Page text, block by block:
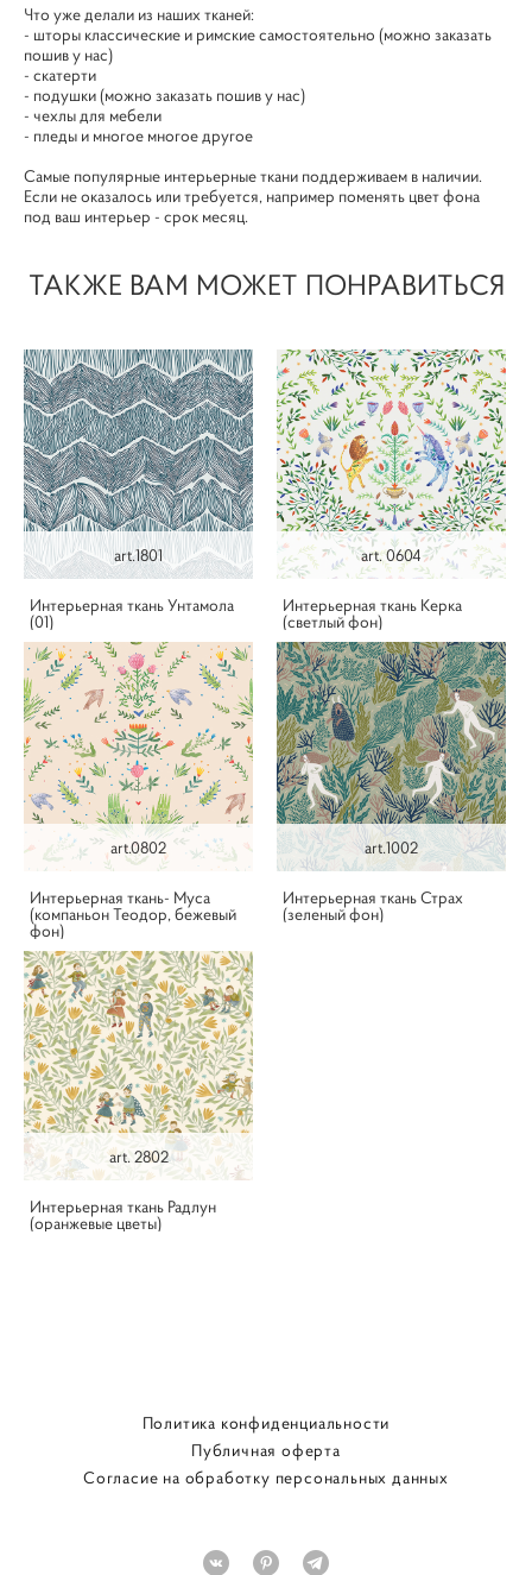
Что уже делали из наших тканей:
- шторы классические и римские самостоятельно (можно заказать
пошив у нас)
- скатерти
- подушки (можно заказать пошив у нас)
- чехлы для мебели
- пледы и многое многое другое
Самые популярные интерьерные ткани поддерживаем в наличии.
Если не оказалось или требуется, например поменять цвет фона
под ваш интерьер - срок месяц.
ТАКЖЕ ВАМ МОЖЕТ ПОНРАВИТЬСЯ
art.1801
Интерьерная ткань Унтамола
(01)
art. 0604
Интерьерная ткань Керка
(светлый фон)
art.0802
Интерьерная ткань- Муса
(компаньон Теодор, бежевый
фон)
art.1002
Интерьерная ткань Страх
(зеленый фон)
art. 2802
Интерьерная ткань Радлун
(оранжевые цветы)
Политика конфиденциальности
Публичная оферта
Согласие на обработку персональных данных